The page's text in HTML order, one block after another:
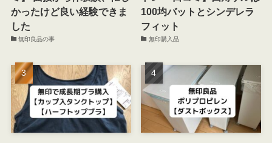
かったけど良い経験できま
した
無印良品の事
100均バットとシンデレラ
フィット
無印購入品